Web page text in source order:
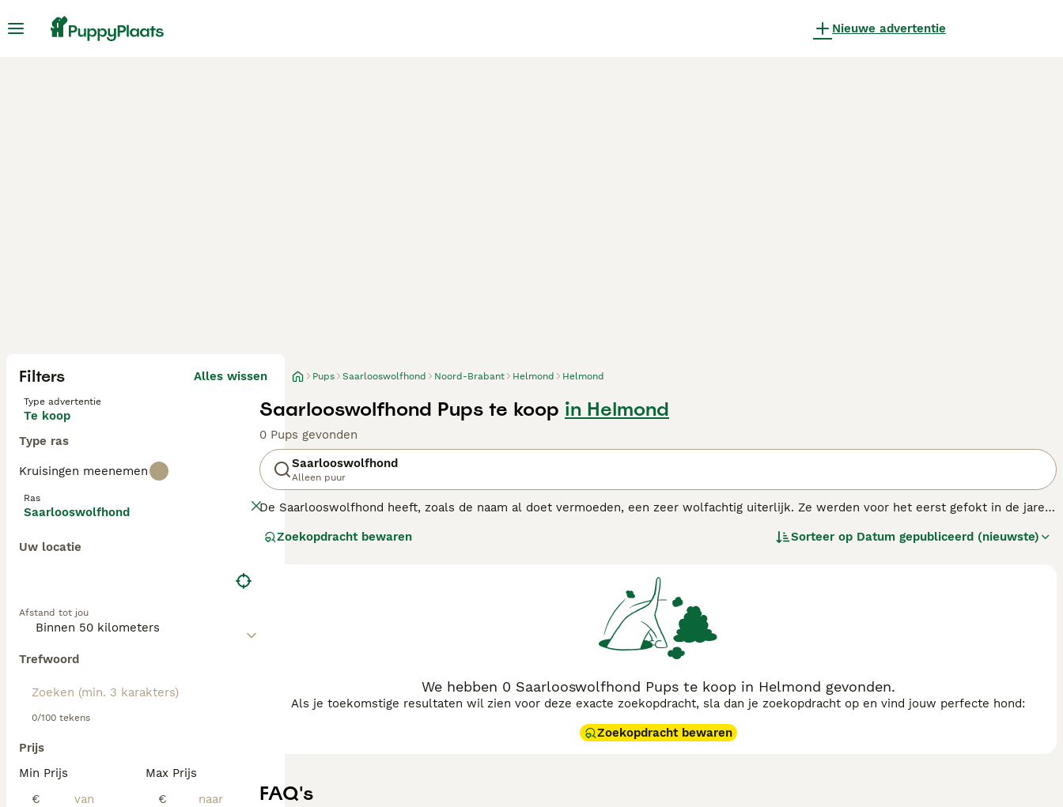
Nieuwe advertentie
Filters Alles wissen
Type advertentie
Te koop
Type ras
Kruisingen meenemen
Ras
Saarlooswolfhond
Uw locatie
Afstand tot jou
Trefwoord
0/100 tekens
Prijs
Min Prijs
€
Max Prijs
€
Pups Saarlooswolfhond Noord-Brabant Helmond Helmond
Saarlooswolfhond Pups te koop in Helmond
0 Pups gevonden
Saarlooswolfhond
Alleen puur
De Saarlooswolfhond heeft, zoals de naam al doet vermoeden, een zeer wolfachtig uiterlijk. Ze werden voor het eerst gefokt in de jaren
gedrag.
Zoekopdracht bewaren Sorteer op Datum gepubliceerd (nieuwste)
We hebben 0 Saarlooswolfhond Pups te koop in Helmond gevonden.
Als je toekomstige resultaten wil zien voor deze exacte zoekopdracht, sla dan je zoekopdracht op en vind jouw perfecte hond:
Zoekopdracht bewaren
FAQ's